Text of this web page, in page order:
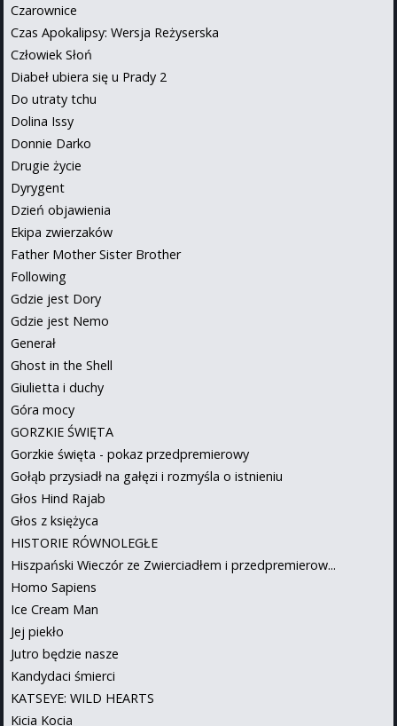
Czarownice
Czas Apokalipsy: Wersja Reżyserska
Człowiek Słoń
Diabeł ubiera się u Prady 2
Do utraty tchu
Dolina Issy
Donnie Darko
Drugie życie
Dyrygent
Dzień objawienia
Ekipa zwierzaków
Father Mother Sister Brother
Following
Gdzie jest Dory
Gdzie jest Nemo
Generał
Ghost in the Shell
Giulietta i duchy
Góra mocy
GORZKIE ŚWIĘTA
Gorzkie święta - pokaz przedpremierowy
Gołąb przysiadł na gałęzi i rozmyśla o istnieniu
Głos Hind Rajab
Głos z księżyca
HISTORIE RÓWNOLEGŁE
Hiszpański Wieczór ze Zwierciadłem i przedpremierow...
Homo Sapiens
Ice Cream Man
Jej piekło
Jutro będzie nasze
Kandydaci śmierci
KATSEYE: WILD HEARTS
Kicia Kocia